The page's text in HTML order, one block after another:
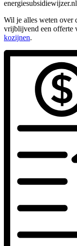
Wil je alles weten over
vrijblijvend een offerte
kozijnen.